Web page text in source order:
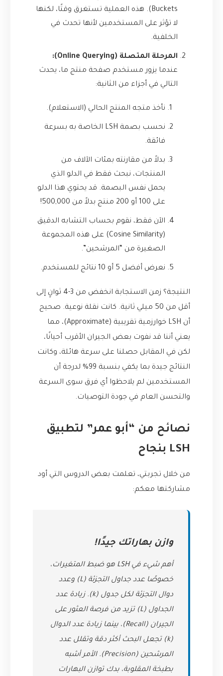
Buckets). هذه العملية تستغرق وقتًا، لكنها
لا تؤثر على المستخدمين لأنها تحدث في
الخلفية.
المرحلة المتصلة (Online Querying):
عندما يزور مستخدم صفحة منتج ما، يحدث
التالي في أجزاء من الثانية:
نأخذ متجه المنتج الحالي (الاستعلام).
نحسب بصمة LSH الخاصة به بسرعة
فائقة.
بدلاً من مقارنته بمئات الآلاف من
المنتجات، نبحث فقط في الدلو الذي
يحمل نفس البصمة. قد يحتوي هذا الدلو
على 100 أو 200 منتج بدلاً من 500,000!
الآن فقط، نقوم بحساب التشابه الدقيق
(Cosine Similarity) على هذه المجموعة
الصغيرة من “المرشحين”.
نعرض أفضل 5 أو 10 نتائج للمستخدم.
النتيجة؟ زمن الاستجابة انخفض من 3-4 ثوانٍ إلى
أقل من 50 ميلي ثانية. كانت نقلة نوعية. صحيح
أن LSH خوارزمية تقريبية (Approximate)، مما
يعني أننا قد نفوت بعض الجيران الأقرب أحيانًا،
لكن في المقابل حصلنا على سرعة هائلة، وكانت
النتائج جيدة بما يكفي بنسبة 99% لدرجة أن
المستخدمين لم يلاحظوا أي فرق سوى السرعة
والتحسن العام في جودة التوصيات.
نصائح من “أبو عمر” لتطبيق
LSH بنجاح
من خلال تجربتي، تعلمت بعض الدروس التي أود
مشاركتها معكم:
وازن بهاراتك جيدًا!
أهم شيء في LSH هو ضبط المتغيرات،
خصوصًا عدد جداول التجزئة (L) وعدد
دوال التجزئة لكل جدول (k). زيادة عدد
الجداول (L) تزيد من فرصة العثور على
الجيران (Recall)، بينما زيادة عدد الدوال
(k) تجعل البحث أكثر دقة وتقلل عدد
المرشحين (Precision). الأمر أشبه
بطبخة المقلوبة، بدك توازن البهارات